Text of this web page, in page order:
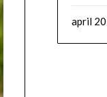
april